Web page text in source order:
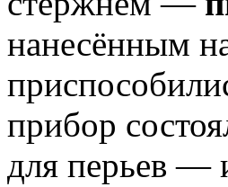
нанесённым
прибор
для перьев —